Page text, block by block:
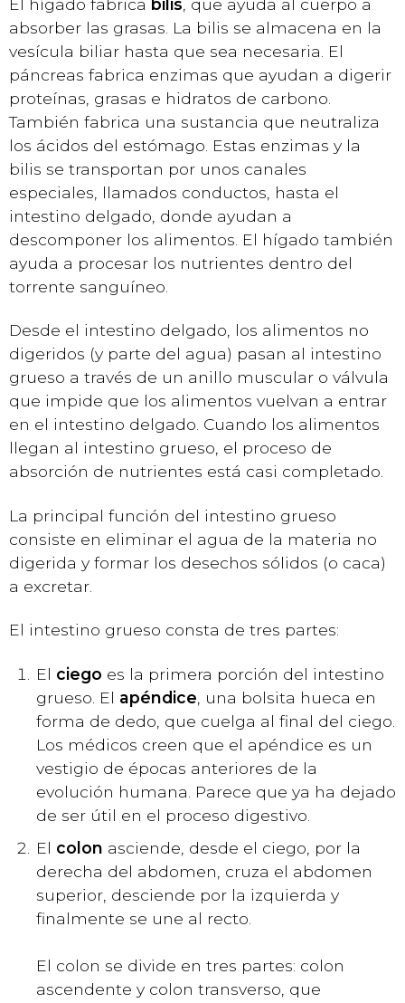
El hígado fabrica bilis , que ayuda al cuerpo a
absorber las grasas. La bilis se almacena en la
vesícula biliar hasta que sea necesaria. El
páncreas fabrica enzimas que ayudan a digerir
proteínas, grasas e hidratos de carbono.
También fabrica una sustancia que neutraliza
los ácidos del estómago. Estas enzimas y la
bilis se transportan por unos canales
especiales, llamados conductos, hasta el
intestino delgado, donde ayudan a
descomponer los alimentos. El hígado también
ayuda a procesar los nutrientes dentro del
torrente sanguíneo.
Desde el intestino delgado, los alimentos no
digeridos (y parte del agua) pasan al intestino
grueso a través de un anillo muscular o válvula
que impide que los alimentos vuelvan a entrar
en el intestino delgado. Cuando los alimentos
llegan al intestino grueso, el proceso de
absorción de nutrientes está casi completado.
La principal función del intestino grueso
consiste en eliminar el agua de la materia no
digerida y formar los desechos sólidos (o caca)
a excretar.
El intestino grueso consta de tres partes:
El ciego es la primera porción del intestino
grueso. El apéndice , una bolsita hueca en
forma de dedo, que cuelga al final del ciego.
Los médicos creen que el apéndice es un
vestigio de épocas anteriores de la
evolución humana. Parece que ya ha dejado
de ser útil en el proceso digestivo.
El colon asciende, desde el ciego, por la
derecha del abdomen, cruza el abdomen
superior, desciende por la izquierda y
finalmente se une al recto.
El colon se divide en tres partes: colon
ascendente y colon transverso, que